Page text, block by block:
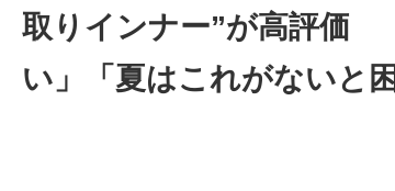
企業向けIT製品の総合サイト
取りインナー”が高評価
い」「夏はこれがないと困